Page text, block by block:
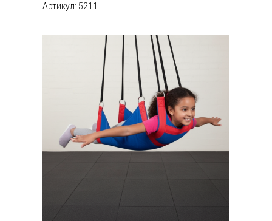
Артикул: 5211